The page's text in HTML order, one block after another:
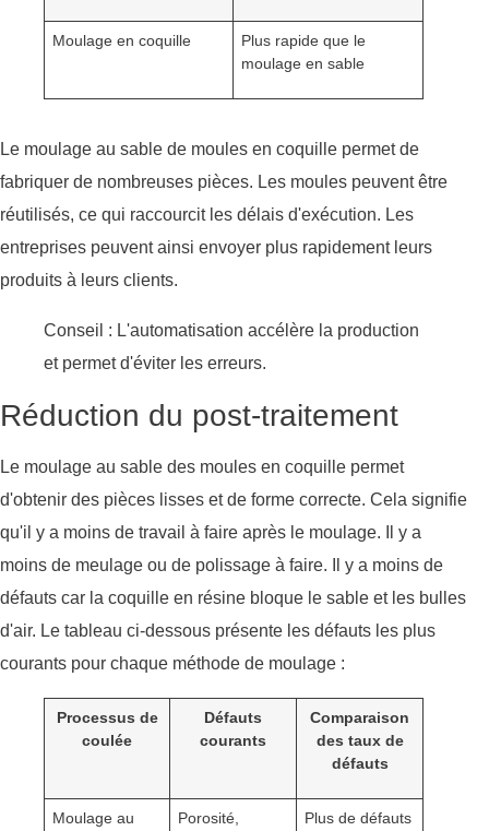
Moulage en coquille
Plus rapide que le
moulage en sable
Le moulage au sable de moules en coquille permet de
fabriquer de nombreuses pièces. Les moules peuvent être
réutilisés, ce qui raccourcit les délais d'exécution. Les
entreprises peuvent ainsi envoyer plus rapidement leurs
produits à leurs clients.
Conseil : L'automatisation accélère la production
et permet d'éviter les erreurs.
Réduction du post-traitement
Le moulage au sable des moules en coquille permet
d'obtenir des pièces lisses et de forme correcte. Cela signifie
qu'il y a moins de travail à faire après le moulage. Il y a
moins de meulage ou de polissage à faire. Il y a moins de
défauts car la coquille en résine bloque le sable et les bulles
d'air. Le tableau ci-dessous présente les défauts les plus
courants pour chaque méthode de moulage :
Processus de
coulée
Défauts
courants
Comparaison
des taux de
défauts
Moulage au
Porosité,
Plus de défauts